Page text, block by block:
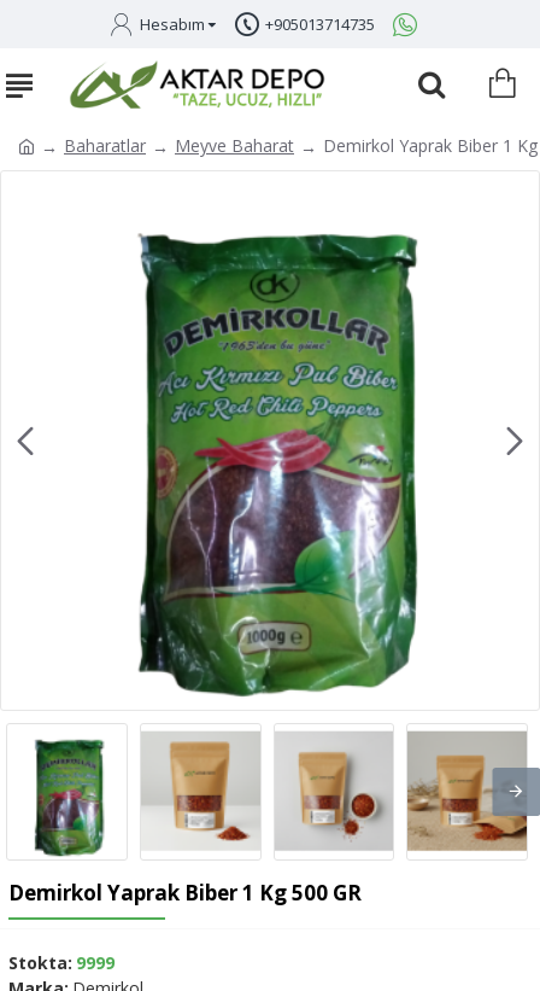
Hesabım +905013714735
Baharatlar Meyve Baharat Demirkol Yaprak Biber 1
Demirkol Yaprak Biber 1 Kg 500 GR
Stokta: 9999